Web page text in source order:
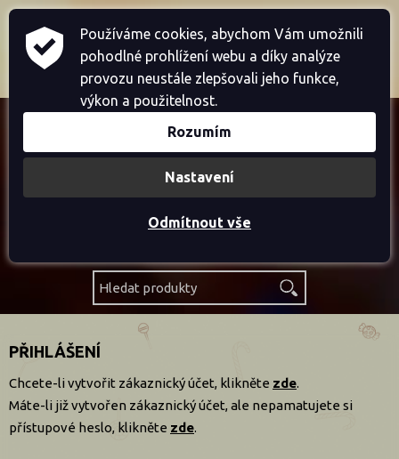
Home Přihlásit se Registrace
Košík je prázdný
PŘIHLÁŠENÍ
Chcete-li vytvořit zákaznický účet, klikněte zde.
Máte-li již vytvořen zákaznický účet, ale nepamatujete si
přístupové heslo, klikněte zde.
Používáme cookies, abychom Vám umožnili
pohodlné prohlížení webu a díky analýze
provozu neustále zlepšovali jeho funkce,
výkon a použitelnost.
Rozumím
Nastavení
Odmítnout vše